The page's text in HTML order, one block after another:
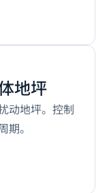
地坪
动地坪。控制
。